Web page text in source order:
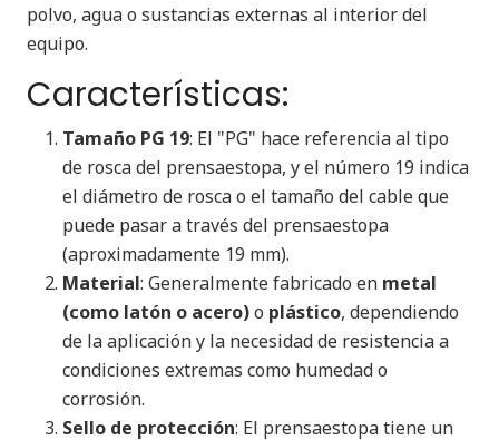
polvo, agua o sustancias externas al interior del
equipo.
Características:
Tamaño PG 19: El "PG" hace referencia al tipo
de rosca del prensaestopa, y el número 19 indica
el diámetro de rosca o el tamaño del cable que
puede pasar a través del prensaestopa
(aproximadamente 19 mm).
Material: Generalmente fabricado en metal
(como latón o acero)o plástico, dependiendo
de la aplicación y la necesidad de resistencia a
condiciones extremas como humedad o
corrosión.
Sello de protección: El prensaestopa tiene un